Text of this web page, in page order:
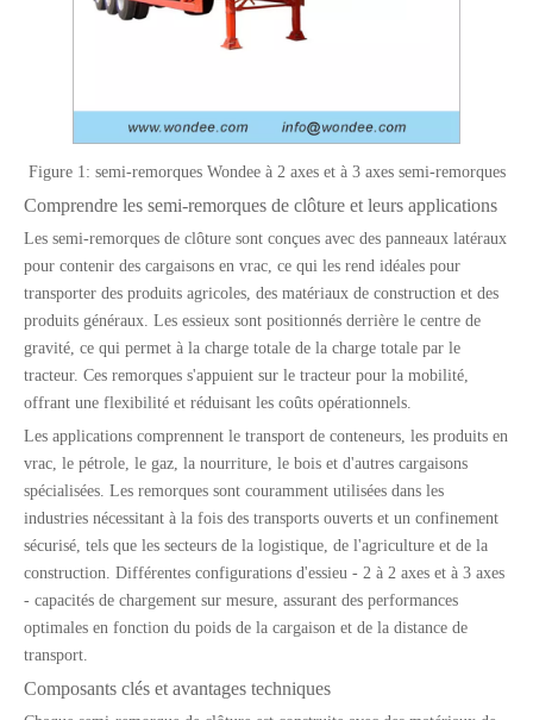
Figure 1: semi-remorques Wondee à 2 axes et à 3 axes semi-remorques
Comprendre les semi-remorques de clôture et leurs applications
Les semi-remorques de clôture sont conçues avec des panneaux latéraux
pour contenir des cargaisons en vrac, ce qui les rend idéales pour
transporter des produits agricoles, des matériaux de construction et des
produits généraux. Les essieux sont positionnés derrière le centre de
gravité, ce qui permet à la charge totale de la charge totale par le
tracteur. Ces remorques s'appuient sur le tracteur pour la mobilité,
offrant une flexibilité et réduisant les coûts opérationnels.
Les applications comprennent le transport de conteneurs, les produits en
vrac, le pétrole, le gaz, la nourriture, le bois et d'autres cargaisons
spécialisées. Les remorques sont couramment utilisées dans les
industries nécessitant à la fois des transports ouverts et un confinement
sécurisé, tels que les secteurs de la logistique, de l'agriculture et de la
construction. Différentes configurations d'essieu - 2 à 2 axes et à 3 axes
- capacités de chargement sur mesure, assurant des performances
optimales en fonction du poids de la cargaison et de la distance de
transport.
Composants clés et avantages techniques